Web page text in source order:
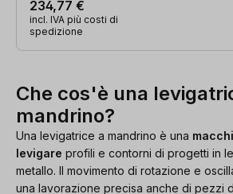
234,77 €
incl. IVA più costi di
spedizione
Che cos'è una
mandrino?
Una levigatrice a mandrino è una
levigare profili e contorni di progetti in
metallo. Il movimento di rotazione e
una lavorazione precisa anche di pezzi